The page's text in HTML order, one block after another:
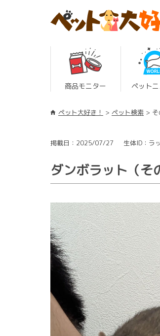
商品モニター ペット
ペット大好き！ ペット検索
掲載日：2025/07/27 生体ID：ラ
ダンボラット（そ